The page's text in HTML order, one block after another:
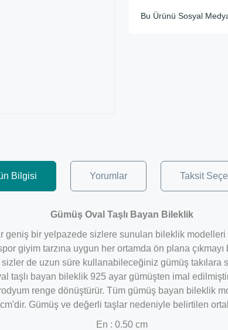
Bu Ürünü Sosyal
Bilgisi Yorumlar Taksit
Gümüş Oval Taşlı Bayan Bileklik
bir yelpazede sizlere sunulan bileklik modelleri
giyim tarzına uygun her ortamda ön plana
de uzun süre kullanabileceğiniz gümüş
bayan bileklik 925 ayar gümüşten imal
renge dönüştürür. Tüm gümüş bayan bileklik
Gümüş ve değerli taşlar nedeniyle belirtilen
En : 0.50 cm